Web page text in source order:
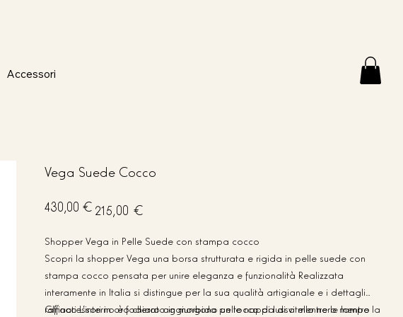
Accessori
Vega Suede Cocco
Prezzo
originale
430,00 € scontato
215,00 €
Shopper Vega in Pelle Suede con stampa cocco
Scopri la shopper Vega una borsa strutturata e rigida in pelle suede con
stampa cocco pensata per unire eleganza e funzionalità Realizzata
interamente in Italia si distingue per la sua qualità artigianale e i dettagli
raffinati L'interno è foderato in morbida pelle nappa di vitello nero mentre la
Gli accessori in oro chiaro aggiungono un tocco di lusso mentre le lampo